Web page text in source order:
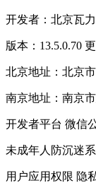
开发者：北京瓦
版本：13.5.0.70
北京地址：北京
南京地址：南京
开发者平台 微信
未成年人防沉迷
用户应用权限 隐